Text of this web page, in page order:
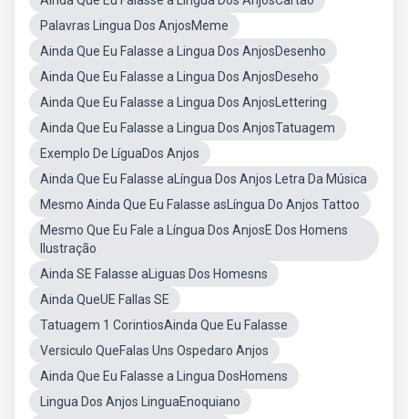
Palavras Lingua Dos AnjosMeme
Ainda Que Eu Falasse a Lingua Dos AnjosDesenho
Ainda Que Eu Falasse a Lingua Dos AnjosDeseho
Ainda Que Eu Falasse a Lingua Dos AnjosLettering
Ainda Que Eu Falasse a Lingua Dos AnjosTatuagem
Exemplo De LíguaDos Anjos
Ainda Que Eu Falasse aLíngua Dos Anjos Letra Da Música
Mesmo Ainda Que Eu Falasse asLíngua Do Anjos Tattoo
Mesmo Que Eu Fale a Língua Dos AnjosE Dos Homens
Ilustração
Ainda SE Falasse aLiguas Dos Homesns
Ainda QueUE Fallas SE
Tatuagem 1 CorintiosAinda Que Eu Falasse
Versiculo QueFalas Uns Ospedaro Anjos
Ainda Que Eu Falasse a Lingua DosHomens
Lingua Dos Anjos LinguaEnoquiano